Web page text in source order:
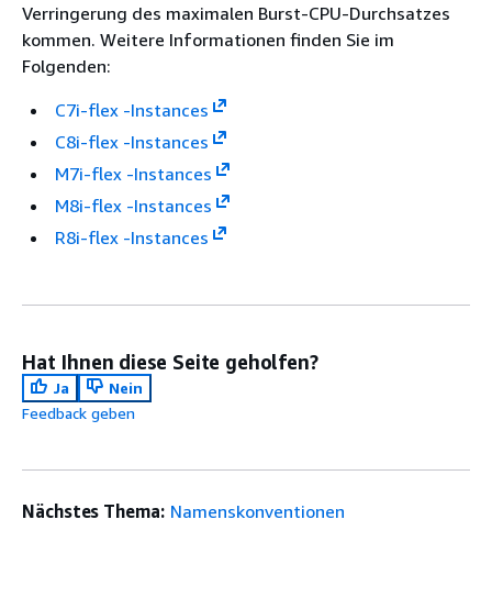
Verringerung des maximalen Burst-CPU-Durchsatzes
kommen. Weitere Informationen finden Sie im
Folgenden:
C7i-flex -Instances
C8i-flex -Instances
M7i-flex -Instances
M8i-flex -Instances
R8i-flex -Instances
Hat Ihnen diese Seite geholfen?
Ja
Nein
Feedback geben
Nächstes Thema: Namenskonventionen